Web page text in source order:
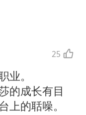
25
业。
的成长有目
上的聒噪。